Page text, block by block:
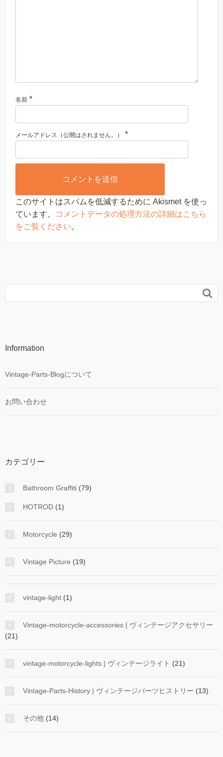
名前 *
メールアドレス（公開はされません。） *
このサイトはスパムを低減するために Akismet を使っ
ています。
コメントデータの処理方法の詳細はこちら
をご覧ください。

Information
Vintage-Parts-Blogについて
お問い合わせ
カテゴリー
Bathroom Graffiti (79)
HOTROD (1)
Motorcycle (29)
Vintage Picture (19)
vintage-light (1)
Vintage-motorcycle-accessories | ヴィンテージアクセサリー
(21)
vintage-motorcycle-lights | ヴィンテージライト (21)
Vintage-Parts-History | ヴィンテージパーツヒストリー (13)
その他 (14)